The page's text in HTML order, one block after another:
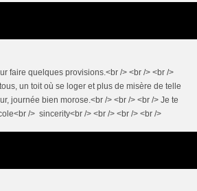
faire quelques provisions.<br /> <br /> <br />
un toit où se loger et plus de misère de telle
journée bien morose.<br /> <br /> <br /> Je te
/> sincerity<br /> <br /> <br /> <br />